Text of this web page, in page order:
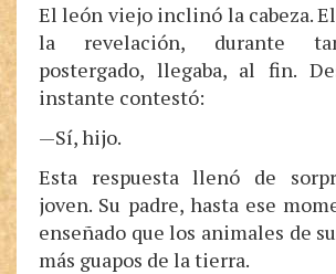
El león viejo inclinó la cabeza.
la revelación, durante
postergado, llegaba, al fin.
instante contestó:
—Sí, hijo.
Esta respuesta llenó de
joven. Su padre, hasta ese
enseñado que los animales de
más guapos de la tierra.